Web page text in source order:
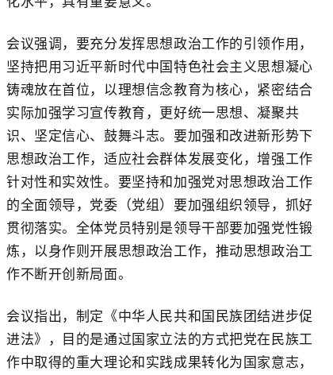
会议强调，要充分发挥思想政治工作的引领作用，
坚持把用习近平新时代中国特色社会主义思想凝心
铸魂放在首位，以理想信念教育为核心，紧密结合
实际加强学习宣传教育，更好统一思想、凝聚共
识、坚定信心、鼓舞斗志。要加强和改进新形势下
思想政治工作，适应社会群体发展变化，增强工作
针对性和实效性。要坚持和加强党对思想政治工作
的全面领导，党委（党组）要加强组织领导，抓好
贯彻落实。全体党员特别是领导干部要加强党性锻
炼，以身作则开展思想政治工作，推动思想政治工
作不断开创新局面。
会议指出，制定《中华人民共和国民族团结进步促
进法》，目的是通过国家立法的方式把党在民族工
作中取得的重大理论和实践成果转化为国家意志，